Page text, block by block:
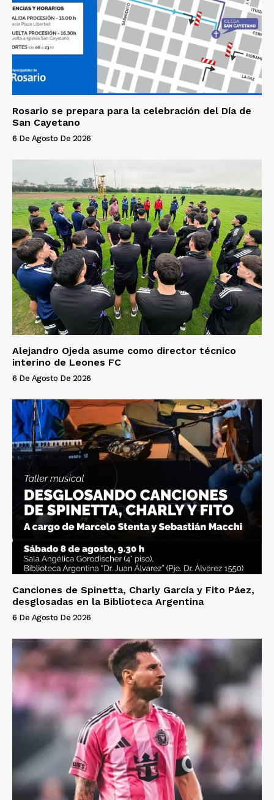
Rosario se prepara para la celebración del Día de
San Cayetano
6 De Agosto De 2026
Alejandro Ojeda asume como director técnico
interino de Leones FC
6 De Agosto De 2026
Canciones de Spinetta, Charly García y Fito Páez,
desglosadas en la Biblioteca Argentina
6 De Agosto De 2026